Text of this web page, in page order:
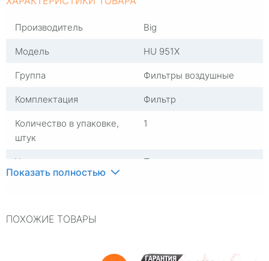
Производитель
Big
Модель
HU 951X
Группа
Фильтры воздушные
Комплектация
Фильтр
Количество в упаковке,
штук
1
Упаковка
Пакет
Показать полностью
ПОХОЖИЕ ТОВАРЫ